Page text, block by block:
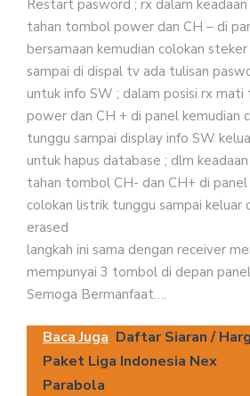
Restart pasword ; rx dalam
tahan tombol power dan CH – di
bersamaan kemudian colokan
sampai di dispal tv ada tulisan
untuk info SW ; dalam posisi rx
power dan CH + di panel kemudian
tunggu sampai display info SW
untuk hapus database ; dlm
tahan tombol CH- dan CH+ di panel
colokan listrik tunggu sampai keluar
erased
langkah ini sama dengan receiver
mempunyai 3 tombol di depan
Semoga Bermanfaat….
Baca Juga Daftar Siaran /
Paket Liga Indonesia Nex
Parabola